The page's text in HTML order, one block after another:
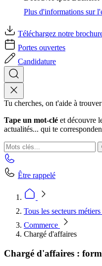
Plus d'informations sur
Téléchargez notre
Portes ouvertes
Candidature
Tu cherches, on t'aide à
Tape un mot-clé et découvre
actualités... qui te
Être rappelé
Tous les secteurs métiers
Commerce
Chargé d'affaires
Chargé d'affaires :